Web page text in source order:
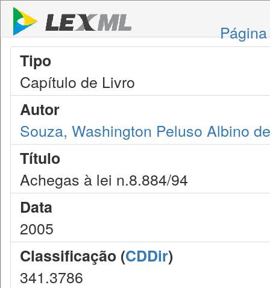
Tipo
Capítulo de Livro
Autor
Souza, Washington Peluso Albino
Título
Achegas à lei n.8.884/94
Data
2005
Classificação (CDDir)
341.3786